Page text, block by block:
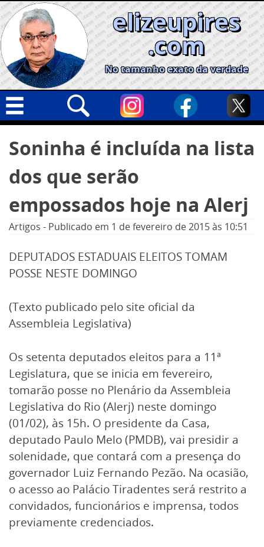
Skip
to
content
elizeupires
.com
No tamanho exato da verdade
Geral
Cidades
Nacional
Informe especial
por:
Soninha é incluída na lista
dos que serão
empossados hoje na Alerj
Artigos - Publicado em 1 de fevereiro de 2015às 10:51
DEPUTADOS ESTADUAIS ELEITOS TOMAM
POSSE NESTE DOMINGO
(Texto publicado pelo site oficial da
Assembleia Legislativa)
Os setenta deputados eleitos para a 11ª
Legislatura, que se inicia em fevereiro,
tomarão posse no Plenário da Assembleia
Legislativa do Rio (Alerj) neste domingo
(01/02), às 15h. O presidente da Casa,
deputado Paulo Melo (PMDB), vai presidir a
solenidade, que contará com a presença do
governador Luiz Fernando Pezão. Na ocasião,
o acesso ao Palácio Tiradentes será restrito a
convidados, funcionários e imprensa, todos
previamente credenciados.